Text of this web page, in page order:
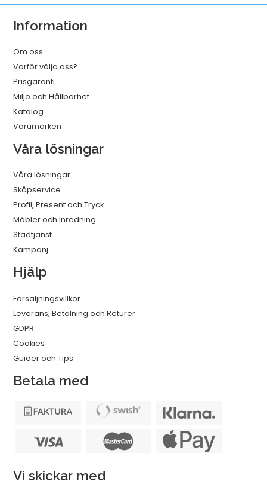
C
2.0
1m
mängd
Information
Om oss
Varför välja oss?
Prisgaranti
Miljö och Hållbarhet
Katalog
Varumärken
Våra lösningar
Våra lösningar
Skåpservice
Profil, Present och Tryck
Möbler och Inredning
Städtjänst
Kampanj
Hjälp
Försäljningsvillkor
Leverans, Betalning och Returer
GDPR
Cookies
Guider och Tips
Betala med
Vi skickar med